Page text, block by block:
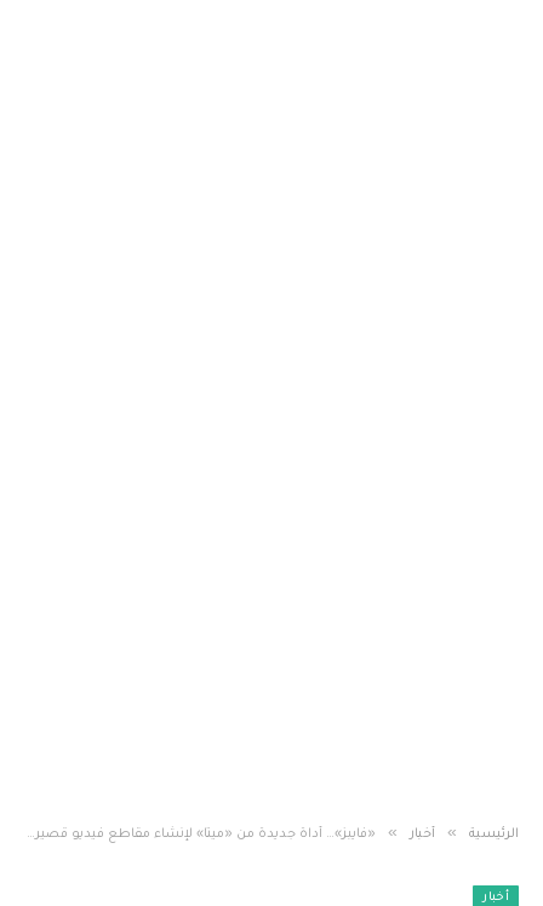
الرئيسية » أخبار » «فايبز»… أداة جديدة من «ميتا» لإنشاء مقاطع فيديو قصيرة بلمسة ذكاء اصطناعي
أخبار